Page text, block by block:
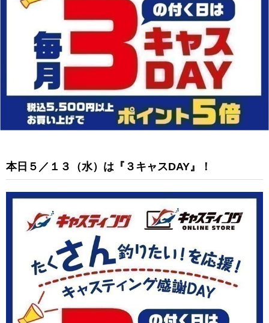
本日５／１３（水）は『３キャスDAY』！